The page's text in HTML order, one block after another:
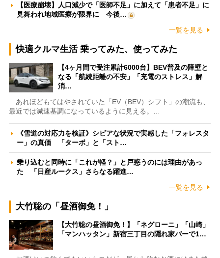
【医療崩壊】人口減少で「医師不足」に加えて「患者不足」に
見舞われ地域医療が限界に 今後…
一覧を見る
快適クルマ生活 乗ってみた、使ってみた
【4ヶ月間で受注累計6000台】BEV普及の障壁と
なる「航続距離の不安」「充電のストレス」解
消…
あれほどもてはやされていた「EV（BEV）シフト」の潮流も、
最近では減速基調になっているように見える。…
《雪道の対応力を検証》シビアな状況で実感した「フォレスタ
ー」の真価 「ターボ」と「スト…
乗り込むと同時に「これが軽？」と戸惑うのには理由があっ
た 「日産ルークス」さらなる躍進…
一覧を見る
大竹聡の「昼酒御免！」
【大竹聡の昼酒御免！】「ネグローニ」「山崎」
「マンハッタン」新宿三丁目の隠れ家バーで1…